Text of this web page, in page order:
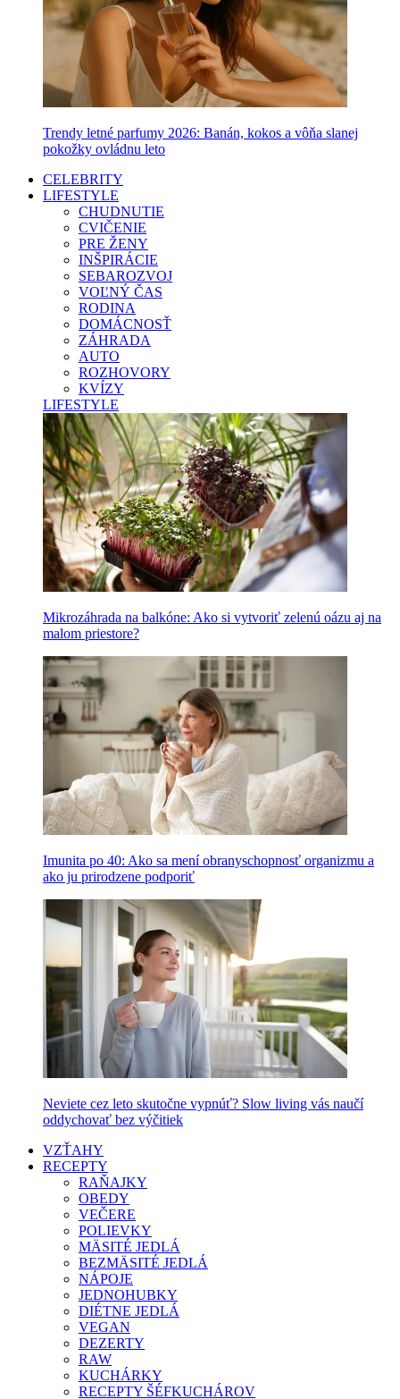
Trendy letné parfumy 2026: Banán, kokos a vôňa slanej
pokožky ovládnu leto
CELEBRITY
LIFESTYLE
CHUDNUTIE
CVIČENIE
PRE ŽENY
INŠPIRÁCIE
SEBAROZVOJ
VOĽNÝ ČAS
RODINA
DOMÁCNOSŤ
ZÁHRADA
AUTO
ROZHOVORY
KVÍZY
LIFESTYLE
Mikrozáhrada na balkóne: Ako si vytvoriť zelenú oázu aj na
malom priestore?
Imunita po 40: Ako sa mení obranyschopnosť organizmu a
ako ju prirodzene podporiť
Neviete cez leto skutočne vypnúť? Slow living vás naučí
oddychovať bez výčitiek
VZŤAHY
RECEPTY
RAŇAJKY
OBEDY
VEČERE
POLIEVKY
MÄSITÉ JEDLÁ
BEZMÄSITÉ JEDLÁ
NÁPOJE
JEDNOHUBKY
DIÉTNE JEDLÁ
VEGAN
DEZERTY
RAW
KUCHÁRKY
RECEPTY ŠÉFKUCHÁROV